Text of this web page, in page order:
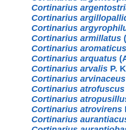
Cortinarius
Cortinarius
Cortinarius
Cortinarius armillatus
Cortinarius aromaticus
Cortinarius arquatus
Cortinarius arvalis P.
Cortinarius arvinaceus
Cortinarius atrofuscus
Cortinarius
Cortinarius atrovirens
Cortinarius